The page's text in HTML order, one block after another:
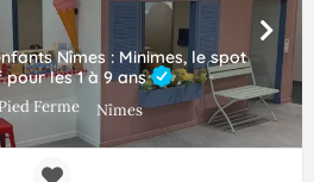
Nîmes : Minimes, le spot
les 1 à 9 ans
Ferme Nîmes